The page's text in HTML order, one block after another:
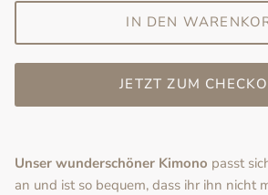
IN DEN
JETZT ZUM
Unser wunderschöner Kimono passt
an und ist so bequem, dass ihr ihn nicht